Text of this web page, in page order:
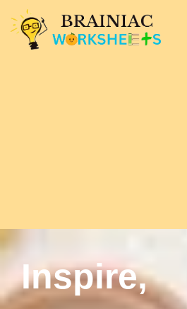
Inspire,